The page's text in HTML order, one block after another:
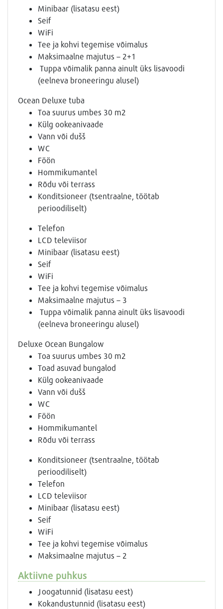
Minibaar (lisatasu eest)
Seif
WiFi
Tee ja kohvi tegemise võimalus
Maksimaalne majutus – 2+1
Tuppa võimalik panna ainult üks lisavoodi
(eelneva broneeringu alusel)
Ocean Deluxe tuba
Toa suurus umbes 30 m2
Külg ookeanivaade
Vann või dušš
WC
Föön
Hommikumantel
Rõdu või terrass
Konditsioneer (tsentraalne, töötab
perioodiliselt)
Telefon
LCD televiisor
Minibaar (lisatasu eest)
Seif
WiFi
Tee ja kohvi tegemise võimalus
Maksimaalne majutus – 3
Tuppa võimalik panna ainult üks lisavoodi
(eelneva broneeringu alusel)
Deluxe Ocean Bungalow
Toa suurus umbes 30 m2
Toad asuvad bungalod
Külg ookeanivaade
Vann või dušš
WC
Föön
Hommikumantel
Rõdu või terrass
Konditsioneer (tsentraalne, töötab
perioodiliselt)
Telefon
LCD televiisor
Minibaar (lisatasu eest)
Seif
WiFi
Tee ja kohvi tegemise võimalus
Maksimaalne majutus – 2
Aktiivne puhkus
Joogatunnid (lisatasu eest)
Kokandustunnid (lisatasu eest)